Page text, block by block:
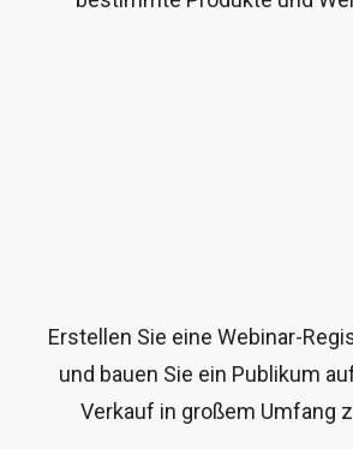
Erstellen Sie eine Webinar-
und bauen Sie ein Publikum
Verkauf in großem Umfang